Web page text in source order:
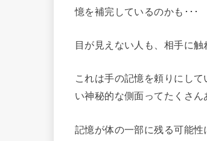
憶を補完しているのかも･･･
目が見えない人も、相手に
これは手の記憶を頼りにし
い神秘的な側面ってたくさん
記憶が体の一部に残る可能性